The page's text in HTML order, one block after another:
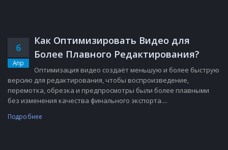
6
Апр
Как Оптимизировать Видео для
Более Плавного Редактирования?
Оптимизация видео создаёт меньшую и более быструю
версию для редактирования, чтобы воспроизведение,
перемотка, обрезка и предпросмотры были более плавными
без изменения качества финального экспорта....
Подробнее